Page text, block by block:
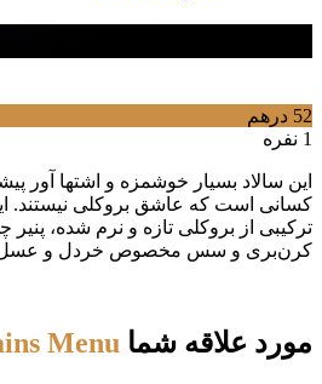
52 درهم
1 نفره
این سالاد بسیار خوشمزه و اشتها آور
کسانی است که عاشق بروکلی
ترکیبی از بروکلی تازه و نرم شده، پنیر
کرن‌بری و سس مخصوص خردل و
مورد علاقه شما Menu